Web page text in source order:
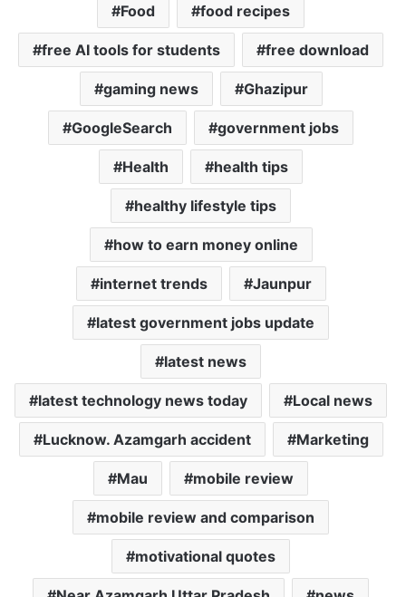
Food food recipes
free AI tools for students free download
gaming news Ghazipur
GoogleSearch government jobs
Health health tips
healthy lifestyle tips
how to earn money online
internet trends Jaunpur
latest government jobs update
latest news
latest technology news today Local news
Lucknow. Azamgarh accident Marketing
Mau mobile review
mobile review and comparison
motivational quotes